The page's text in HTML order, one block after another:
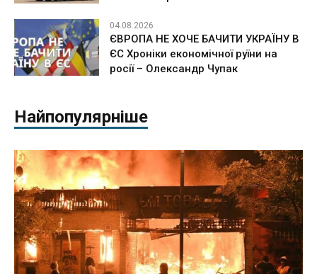
04.08.2026
ЄВРОПА НЕ ХОЧЕ БАЧИТИ УКРАЇНУ В
ЄС Хроніки економічної руїни на
росії – Олександр Чупак
Найпопулярніше